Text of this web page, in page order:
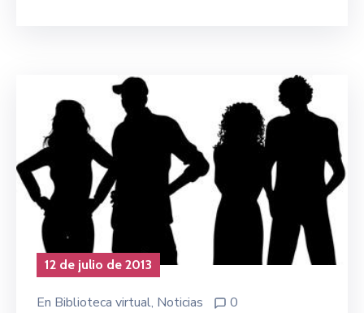
12 de julio de 2013
En Biblioteca virtual‚ Noticias 0